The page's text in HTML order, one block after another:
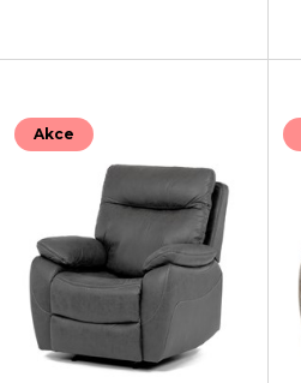
Akce